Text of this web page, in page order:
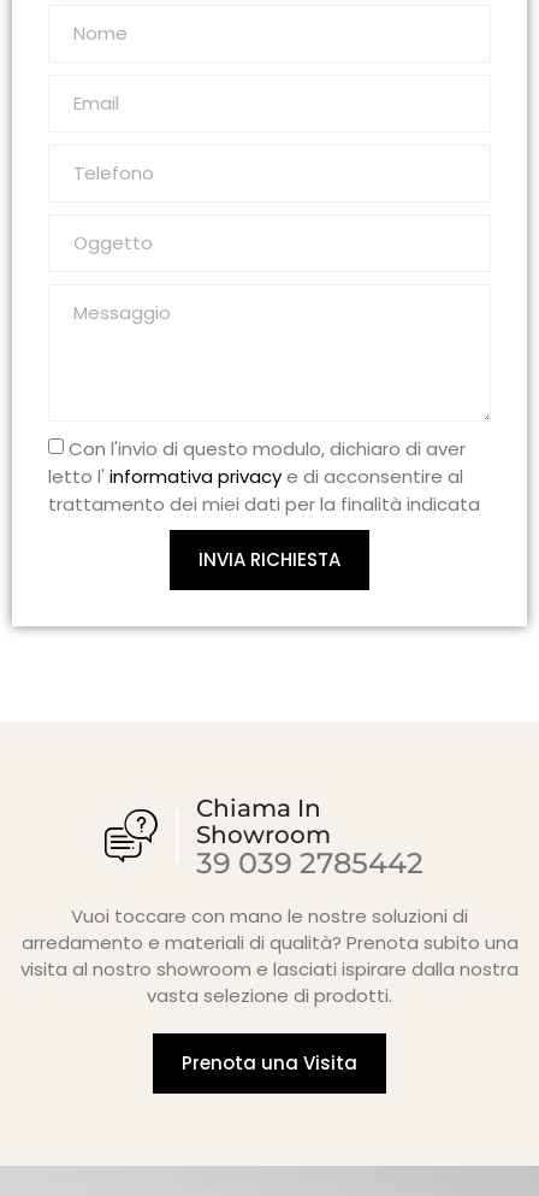
Con l'invio di questo modulo, dichiaro di aver
letto l' informativa privacye di acconsentire al
trattamento dei miei dati per la finalità indicata
INVIA RICHIESTA
Chiama In
Showroom
39 039 2785442
Vuoi toccare con mano le nostre soluzioni di
arredamento e materiali di qualità? Prenota subito una
visita al nostro showroom e lasciati ispirare dalla nostra
vasta selezione di prodotti.
Prenota una Visita